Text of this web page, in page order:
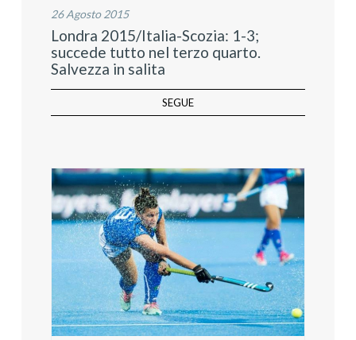
26 Agosto 2015
Londra 2015/Italia-Scozia: 1-3;
succede tutto nel terzo quarto.
Salvezza in salita
SEGUE